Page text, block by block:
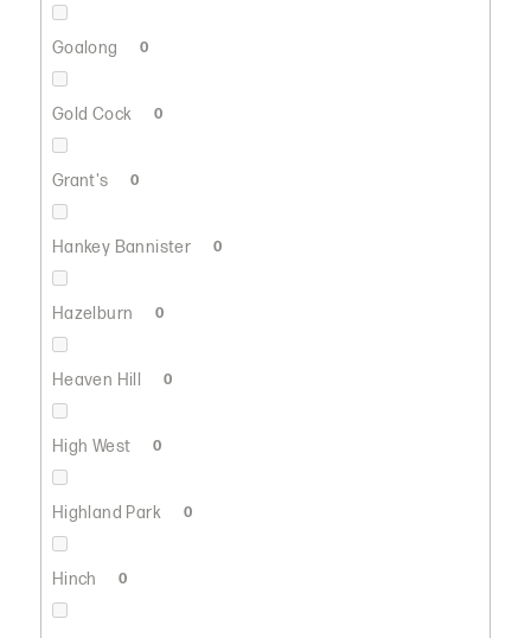
Goalong 0
Gold Cock 0
Grant's 0
Hankey Bannister 0
Hazelburn 0
Heaven Hill 0
High West 0
Highland Park 0
Hinch 0